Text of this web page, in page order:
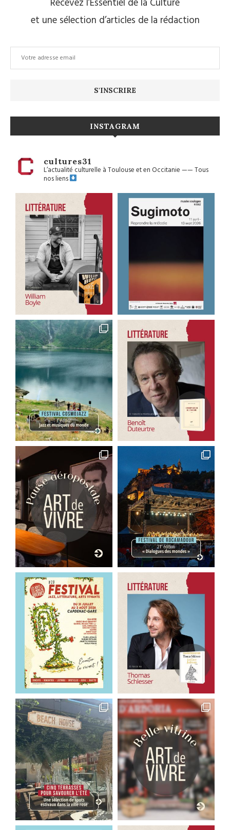
et une sélection d’articles de la rédaction
INSTAGRAM
cultures31
L’actualité culturelle à Toulouse et en Occitanie——Tous
nos liens